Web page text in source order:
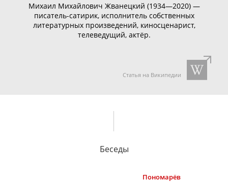
Михаил Михайлович Жванецкий (1934—2020) —
писатель-сатирик, исполнитель собственных
литературных произведений, киносценарист,
телеведущий, актёр.
Статья на Википедии
Беседы
Пономарёв